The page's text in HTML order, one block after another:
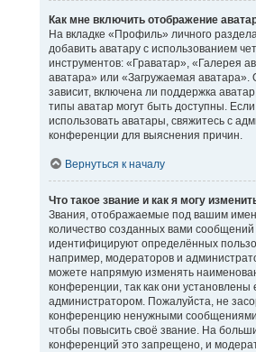
Как мне включить отображение
На вкладке «Профиль» личного
добавить аватару с использованием
инструментов: «Граватар», «Галерея
аватара» или «Загружаемая аватара».
зависит, включена ли поддержка
типы аватар могут быть доступны.
использовать аватары, свяжитесь с
конференции для выяснения причин.
Вернуться к началу
Что такое звание и как я могу
Звания, отображаемые под вашим
количество созданных вами сообщений
идентифицируют определённых
например, модераторов и
можете напрямую изменять
конференции, так как они установлены
администратором. Пожалуйста, не
конференцию ненужными сообщениями
чтобы повысить своё звание. На
конференций это запрещено, и